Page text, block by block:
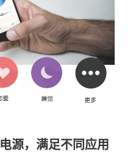
源，满足不同应用